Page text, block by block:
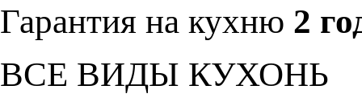
Гарантия на кухню 2
ВСЕ ВИДЫ КУХОНЬ